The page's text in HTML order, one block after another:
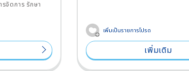
รจัดการ รักษา
เพิ่มเป็นรายการโปรด
เพิ่มเติม